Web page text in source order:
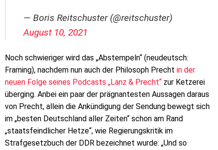
— Boris Reitschuster (@reitschuster)
August 10, 2021
Noch schwieriger wird das „Abstempeln“ (neudeutsch:
Framing), nachdem nun auch der Philosoph Precht in der
neuen Folge seines Podcasts „Lanz & Precht“ zur Ketzerei
überging. Anbei ein paar der prägnantesten Aussagen daraus
von Precht, allein die Ankündigung der Sendung bewegt sich
im „besten Deutschland aller Zeiten“ schon am Rand
„staatsfeindlicher Hetze“, wie Regierungskritik im
Strafgesetzbuch der DDR bezeichnet wurde: „Und so